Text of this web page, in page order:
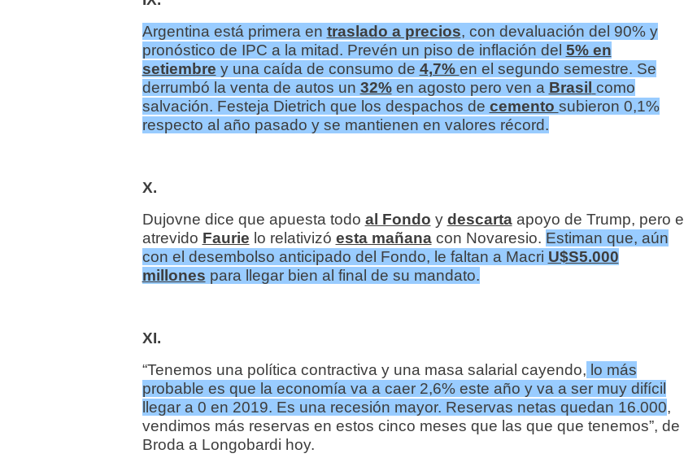
Argentina está primera en traslado a precios, con devaluación del 90% y
pronóstico de IPC a la mitad. Prevén un piso de inflación del 5% en
setiembre y una caída de consumo de 4,7% en el segundo semestre. Se
derrumbó la venta de autos un 32% en agosto pero ven a Brasil como
salvación. Festeja Dietrich que los despachos de cemento subieron 0,1%
respecto al año pasado y se mantienen en valores récord.
X.
Dujovne dice que apuesta todo al Fondo y descarta apoyo de Trump, pero el
atrevido Faurie lo relativizó esta mañanacon Novaresio. Estiman que, aún
con el desembolso anticipado del Fondo, le faltan a Macri U$S5.000
millones para llegar bien al final de su mandato.
XI.
“Tenemos una política contractiva y una masa salarial cayendo, lo más
probable es que la economía va a caer 2,6% este año y va a ser muy difícil
llegar a 0 en 2019. Es una recesión mayor. Reservas netas quedan 16.000,
vendimos más reservas en estos cinco meses que las que que tenemos”, de
Broda a Longobardi hoy.